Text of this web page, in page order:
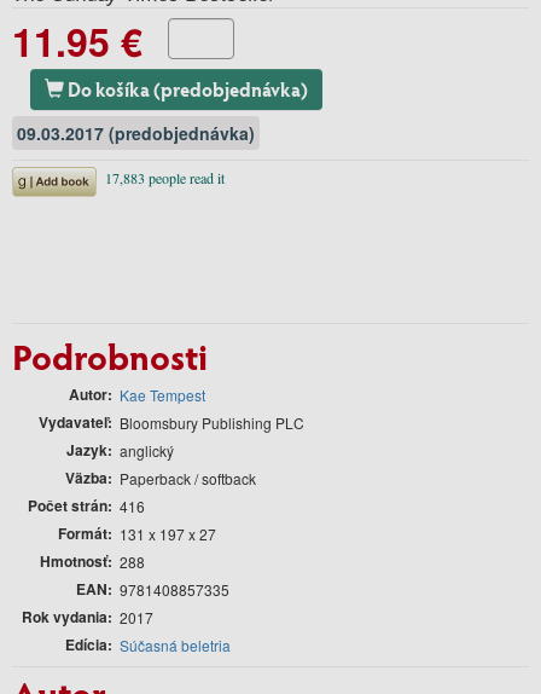
11.95 €
Do košíka (predobjednávka)
09.03.2017 (predobjednávka)
Podrobnosti
Autor Kae Tempest
Vydavateľ Bloomsbury Publishing PLC
Jazyk anglický
Väzba Paperback / softback
Počet strán 416
Formát 131 x 197 x 27
Hmotnosť 288
EAN 9781408857335
Rok vydania 2017
Edícia Súčasná beletria